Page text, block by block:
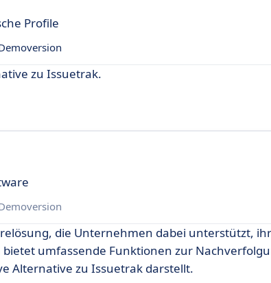
Profile
zu Issuetrak.
die Unternehmen dabei unterstützt,
umfassende Funktionen zur
Alternative zu Issuetrak darstellt.